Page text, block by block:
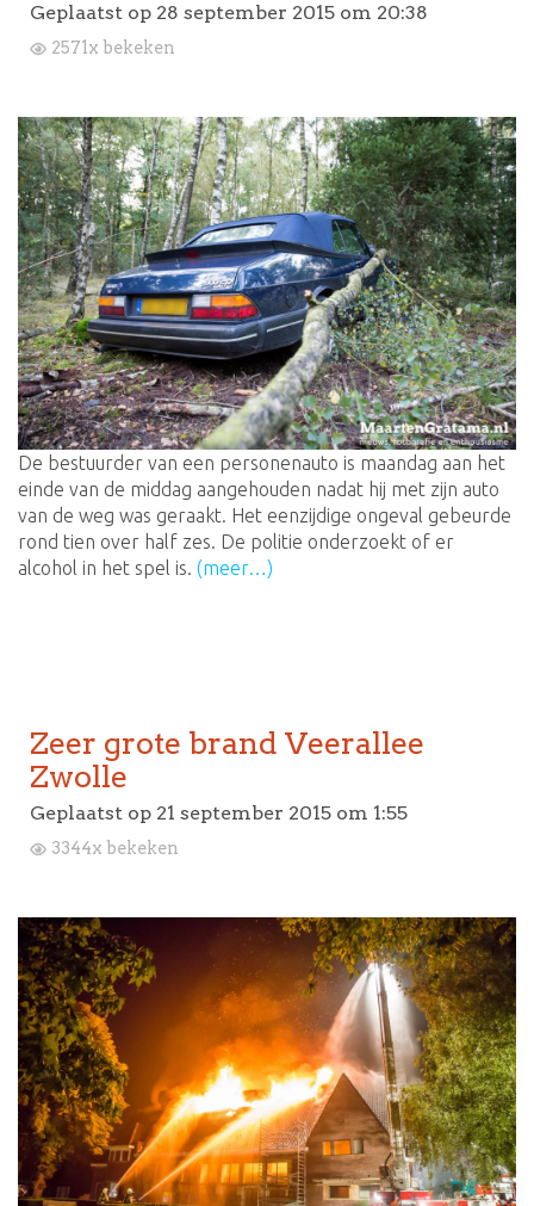
Geplaatst op 28 september 2015 om 20:38
2571x bekeken
De bestuurder van een personenauto is maandag aan het
einde van de middag aangehouden nadat hij met zijn auto
van de weg was geraakt. Het eenzijdige ongeval gebeurde
rond tien over half zes. De politie onderzoekt of er
alcohol in het spel is. (meer…)
Zeer grote brand Veerallee
Zwolle
Geplaatst op 21 september 2015 om 1:55
3344x bekeken